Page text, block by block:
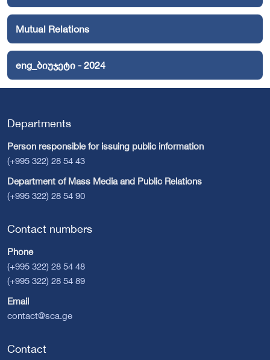
Mutual Relations
eng_ბიუჯეტი - 2024
Departments
Person responsible for issuing public information
(+995 322) 28 54 43
Department of Mass Media and Public Relations
(+995 322) 28 54 90
Contact numbers
Phone
(+995 322) 28 54 48
(+995 322) 28 54 89
Email
contact@sca.ge
Contact